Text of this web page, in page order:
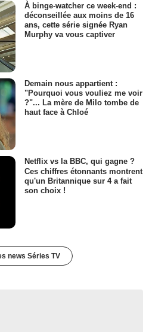
À binge-watcher ce week-end :
déconseillée aux moins de 16
ans, cette série signée Ryan
Murphy va vous captiver
Demain nous appartient :
"Pourquoi vous vouliez me voir
?"... La mère de Milo tombe de
haut face à Chloé
Netflix vs la BBC, qui gagne ?
Ces chiffres étonnants montrent
qu'un Britannique sur 4 a fait
son choix !
news Séries TV